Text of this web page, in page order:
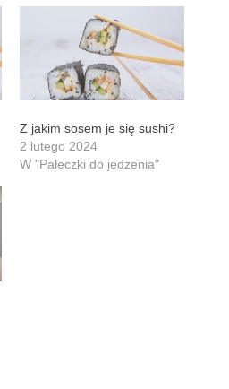
Z jakim sosem je się sushi?
2 lutego 2024
W "Pałeczki do jedzenia"